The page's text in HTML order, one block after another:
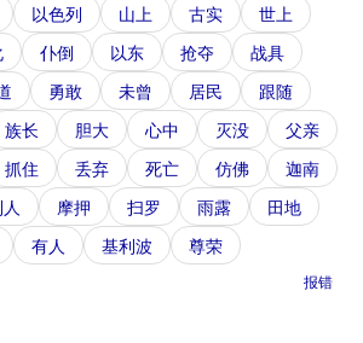
以色列 山上 古实
世上
仆倒 以东 抢夺
战具
勇敢 未曾 居民
跟随
族长 胆大 心中 灭没
父亲
抓住 丢弃 死亡 仿佛
迦南
摩押 扫罗 雨露
田地
有人 基利波 尊荣
报错